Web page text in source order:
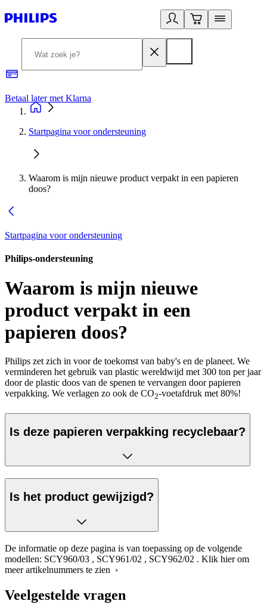
Betaal later met Klarna
Startpagina voor ondersteuning
Waarom is mijn nieuwe product verpakt in een papieren
doos?
Startpagina voor ondersteuning
Philips-ondersteuning
Waarom is mijn nieuwe
product verpakt in een
papieren doos?
Philips zet zich in voor de toekomst van baby's en de planeet. We
verminderen het gebruik van plastic wereldwijd met 300 ton per jaar
door de plastic doos van de spenen te vervangen door papieren
verpakking. We verlagen zo ook de CO2-voetafdruk met 80%!
Is deze papieren verpakking recyclebaar?
Is het product gewijzigd?
De informatie op deze pagina is van toepassing op de volgende
modellen: SCY960/03 , SCY961/02 , SCY962/02 . Klik hier om
meer artikelnummers te zien ›
Veelgestelde vragen